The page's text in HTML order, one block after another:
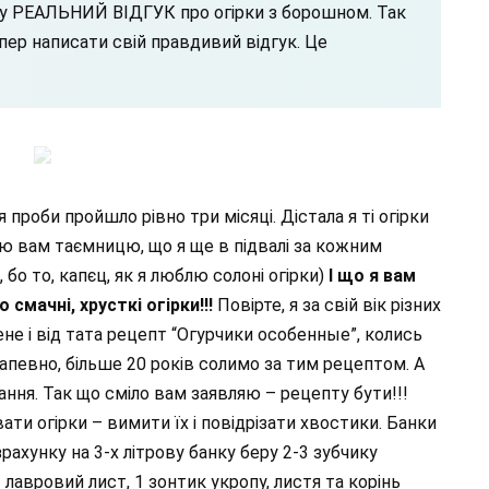
РЕАЛЬНИЙ ВІДГУК про огірки з борошном. Так
написати свій правдивий відгук. Це
пройшло рівно три місяці. Дістала я ті огірки
вам таємницю, що я ще в підвалі за кожним
то, капєц, як я люблю солоні огірки)
І що я вам
хрусткі огірки!!! Повірте, я за свій вік різних
і від тата рецепт “Огурчики особенные”, колись
більше 20 років солимо за тим рецептом. А
Так що сміло вам заявляю – рецепту бути!!!
огірки – вимити їх і повідрізати хвостики. Банки
на 3-х літрову банку беру 2-3 зубчику
лист, 1 зонтик укропу, листя та корінь